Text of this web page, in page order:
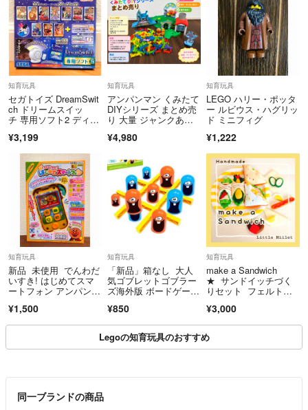
知育玩具
セガトイズ DreamSwit
ch ドリームスイッ
チ 専用ソフト2 ディズ
¥3,199
知育玩具
アンパンマン くみたて
DIYシリーズ まとめ売
り 大量 ジャンクあ
¥4,980
知育玩具
LEGO ハリー・ポッタ
ー ルビウス・ハグリッ
ド ミニフィグ
¥1,222
知育玩具
新品 未使用 でんわだ
いすき! はじめてスマ
ートフォン アンパンマ
¥1,500
知育玩具
「新品」箱なし 大人
気ゴブレットゴブラー
ズ海外版 ボードゲー
¥850
知育玩具
make a Sandwich
★ サンドイッチづく
りセット フェルトま
¥3,000
Legoの知育玩具のおすすめ
同一ブランドの商品